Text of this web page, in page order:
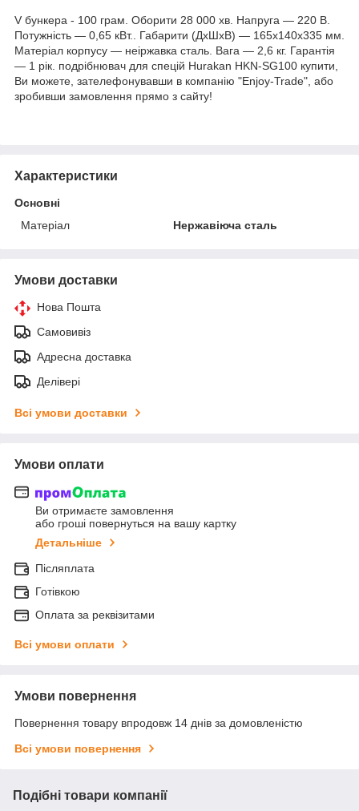
V бункера - 100 грам. Оборити 28 000 хв. Напруга — 220 В.
Потужність — 0,65 кВт.. Габарити (ДхШхВ) — 165х140х335 мм.
Матеріал корпусу — неіржавка сталь. Вага — 2,6 кг. Гарантія
— 1 рік. подрібнювач для спецій Hurakan HKN-SG100 купити,
Ви можете, зателефонувавши в компанію "Enjoy-Trade", або
зробивши замовлення прямо з сайту!
Характеристики
Основні
Матеріал
Нержавіюча сталь
Умови доставки
Нова Пошта
Самовивіз
Адресна доставка
Делівері
Всі умови доставки
Умови оплати
Ви отримаєте замовлення
або гроші повернуться на вашу картку
Детальніше
Післяплата
Готівкою
Оплата за реквізитами
Всі умови оплати
Умови повернення
Повернення товару впродовж 14 днів за домовленістю
Всі умови повернення
Подібні товари компанії